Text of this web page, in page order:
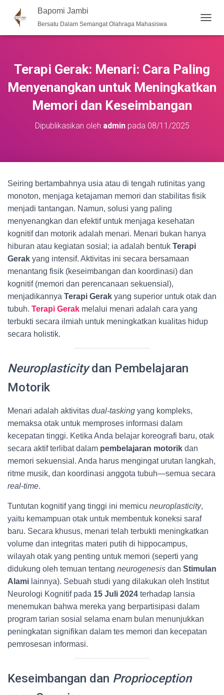
Bapomi Jambi
Bersatu Dalam Semangat Olahraga Mahasiswa
O
E
A
Terapi Gerak: Menari: Cara Paling
Menyenangkan untuk Meningkatkan
Memori dan Keseimbangan
Dipublikasikan oleh adminpada 08/11/2025
Seiring bertambahnya usia atau di tengah rutinitas yang
monoton, menjaga ketajaman memori dan stabilitas fisik
menjadi tantangan. Namun, solusi yang paling
menyenangkan dan efektif untuk menjaga kesehatan
kognitif dan motorik adalah menari. Menari bukan hanya
hiburan atau kegiatan sosial; ia adalah bentuk Terapi
Gerak yang intensif. Aktivitas ini secara bersamaan
menantang fisik (keseimbangan dan koordinasi) dan
kognitif (memori dan perencanaan sekuensial),
menjadikannya Terapi Gerak yang superior untuk otak dan
tubuh. Terapi Gerak melalui menari adalah cara yang
terbukti secara ilmiah untuk meningkatkan kualitas hidup
secara holistik.
Neuroplasticitydan Pembelajaran
Motorik
Menari adalah aktivitas dual-tasking yang kompleks,
memaksa otak untuk memproses informasi dalam
kecepatan tinggi. Ketika Anda belajar koreografi baru, otak
secara aktif terlibat dalam pembelajaran motorik dan
memori sekuensial. Anda harus mengingat urutan langkah,
ritme musik, dan koordinasi anggota tubuh—semua secara
real-time.
Tuntutan kognitif yang tinggi ini memicu neuroplasticity,
yaitu kemampuan otak untuk membentuk koneksi saraf
baru. Secara khusus, menari telah terbukti meningkatkan
volume dan integritas materi putih di hippocampus,
wilayah otak yang penting untuk memori (seperti yang
didukung oleh temuan tentang neurogenesis dan Stimulan
Alami lainnya). Sebuah studi yang dilakukan oleh Institut
Neurologi Kognitif pada 15 Juli 2024 terhadap lansia
menemukan bahwa mereka yang berpartisipasi dalam
program tarian sosial selama enam bulan menunjukkan
peningkatan signifikan dalam tes memori dan kecepatan
pemrosesan informasi.
Keseimbangan dan Proprioception